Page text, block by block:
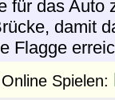
für das Auto
damit
Flagge
Spielen: